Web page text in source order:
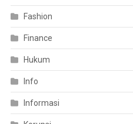
Fashion
Finance
Hukum
Info
Informasi